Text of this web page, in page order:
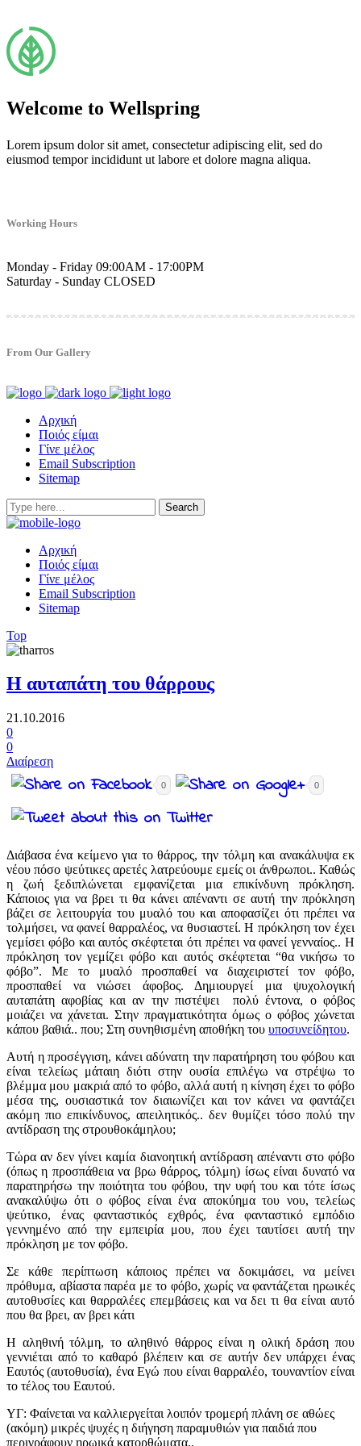
Welcome to Wellspring
Lorem ipsum dolor sit amet, consectetur adipiscing elit, sed do
eiusmod tempor incididunt ut labore et dolore magna aliqua.
Working Hours
Monday - Friday 09:00AM - 17:00PM
Saturday - Sunday CLOSED
From Our Gallery
Αρχική
Ποιός είμαι
Γίνε μέλος
Email Subscription
Sitemap
Αρχική
Ποιός είμαι
Γίνε μέλος
Email Subscription
Sitemap
Top
Η αυταπάτη του θάρρους
21.10.2016
0
0
Διαίρεση
0 0
Διάβασα ένα κείμενο για το θάρρος, την τόλμη και ανακάλυψα εκ
νέου πόσο ψεύτικες αρετές λατρεύουμε εμείς οι άνθρωποι.. Καθώς
η ζωή ξεδιπλώνεται εμφανίζεται μια επικίνδυνη πρόκληση.
Κάποιος για να βρει τι θα κάνει απέναντι σε αυτή την πρόκληση
βάζει σε λειτουργία του μυαλό του και αποφασίζει ότι πρέπει να
τολμήσει, να φανεί θαρραλέος, να θυσιαστεί. Η πρόκληση τον έχει
γεμίσει φόβο και αυτός σκέφτεται ότι πρέπει να φανεί γενναίος.. Η
πρόκληση τον γεμίζει φόβο και αυτός σκέφτεται “θα νικήσω το
φόβο”. Με το μυαλό προσπαθεί να διαχειριστεί τον φόβο,
προσπαθεί να νιώσει άφοβος. Δημιουργεί μια ψυχολογική
αυταπάτη αφοβίας και αν την πιστέψει πολύ έντονα, ο φόβος
μοιάζει να χάνεται. Στην πραγματικότητα όμως ο φόβος χώνεται
κάπου βαθιά.. που; Στη συνηθισμένη αποθήκη του υποσυνείδητου.
Αυτή η προσέγγιση, κάνει αδύνατη την παρατήρηση του φόβου και
είναι τελείως μάταιη διότι στην ουσία επιλέγω να στρέψω το
βλέμμα μου μακριά από το φόβο, αλλά αυτή η κίνηση έχει το φόβο
μέσα της, ουσιαστικά τον διαιωνίζει και τον κάνει να φαντάζει
ακόμη πιο επικίνδυνος, απειλητικός.. δεν θυμίζει τόσο πολύ την
αντίδραση της στρουθοκάμηλου;
Τώρα αν δεν γίνει καμία διανοητική αντίδραση απέναντι στο φόβο
(όπως η προσπάθεια να βρω θάρρος, τόλμη) ίσως είναι δυνατό να
παρατηρήσω την ποιότητα του φόβου, την υφή του και τότε ίσως
ανακαλύψω ότι ο φόβος είναι ένα αποκύημα του νου, τελείως
ψεύτικο, ένας φανταστικός εχθρός, ένα φανταστικό εμπόδιο
γεννημένο από την εμπειρία μου, που έχει ταυτίσει αυτή την
πρόκληση με τον φόβο.
Σε κάθε περίπτωση κάποιος πρέπει να δοκιμάσει, να μείνει
πρόθυμα, αβίαστα παρέα με το φόβο, χωρίς να φαντάζεται ηρωικές
αυτοθυσίες και θαρραλέες επεμβάσεις και να δει τι θα είναι αυτό
που θα βρει, αν βρει κάτι
Η αληθινή τόλμη, το αληθινό θάρρος είναι η ολική δράση που
γεννιέται από το καθαρό βλέπειν και σε αυτήν δεν υπάρχει ένας
Εαυτός (αυτοθυσία), ένα Εγώ που είναι θαρραλέο, τουναντίον είναι
το τέλος του Εαυτού.
ΥΓ: Φαίνεται να καλλιεργείται λοιπόν τρομερή πλάνη σε αθώες
(ακόμη) μικρές ψυχές η διήγηση παραμυθιών για παιδιά που
περιγράφουν ηρωικά κατορθώματα..